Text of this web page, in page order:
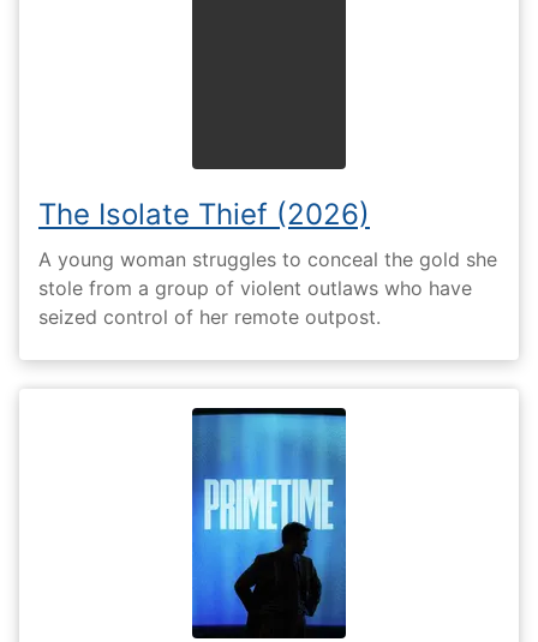
The Isolate Thief (2026)
A young woman struggles to conceal the gold she
stole from a group of violent outlaws who have
seized control of her remote outpost.